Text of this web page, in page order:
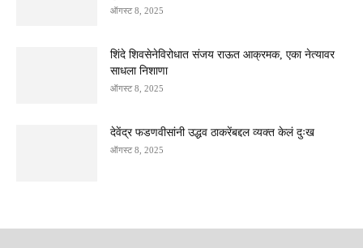
ऑगस्ट 8, 2025
शिंदे शिवसेनेविरोधात संजय राऊत आक्रमक, एका नेत्यावर
साधला निशाणा
ऑगस्ट 8, 2025
देवेंद्र फडणवीसांनी उद्धव ठाकरेंबद्दल व्यक्त केलं दुःख
ऑगस्ट 8, 2025